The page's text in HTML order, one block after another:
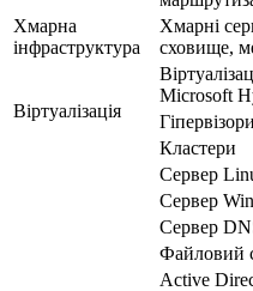
Хмарна
інфраструктура
Хмарні
сховище,
Віртуалізація
Microsoft
Гіпервізори
Кластери
Сервер
Сервер
Сервер
Файловий
Active